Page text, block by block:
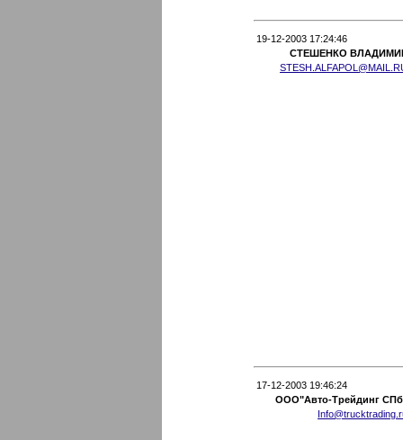
19-12-2003 17:24:46
СТЕШЕНКО
17-12-2003 19:46:24
ООО"Авто-Трейдинг